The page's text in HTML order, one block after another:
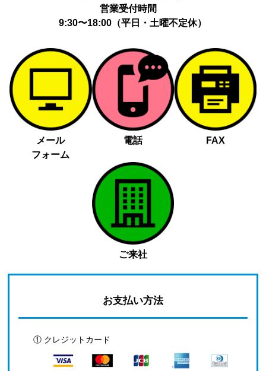
営業受付時間
9:30〜18:00（平日・土曜不定休）
メール
フォーム
電話 FAX
ご来社
お支払い方法
① クレジットカード